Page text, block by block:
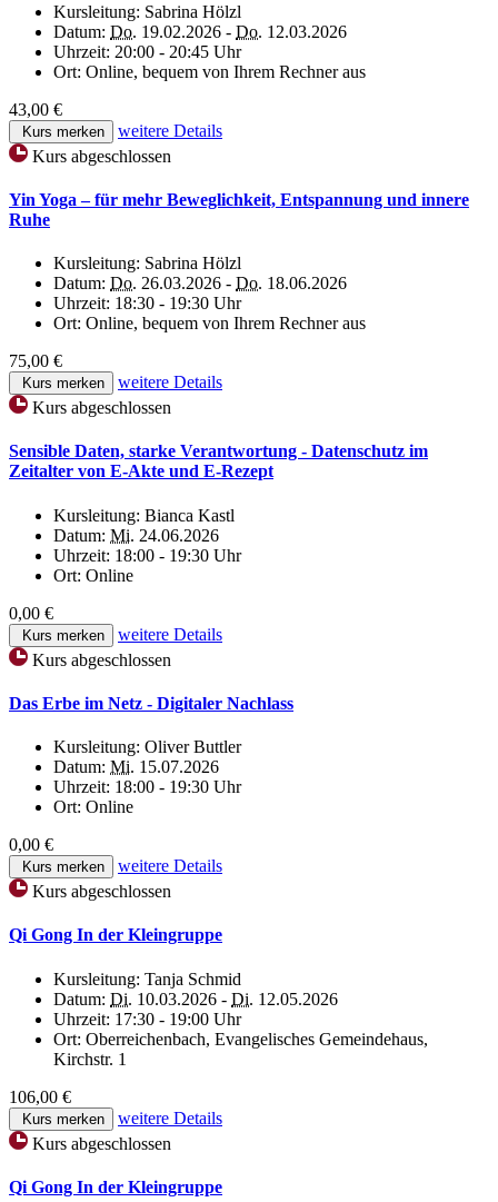
Kursleitung: Sabrina Hölzl
Datum: Do. 19.02.2026 - Do. 12.03.2026
Uhrzeit: 20:00 - 20:45 Uhr
Ort: Online, bequem von Ihrem Rechner aus
43,00 €
Kurs merken
weitere Details
Kurs abgeschlossen
Yin Yoga – für mehr Beweglichkeit, Entspannung und innere
Ruhe
Kursleitung: Sabrina Hölzl
Datum: Do. 26.03.2026 - Do. 18.06.2026
Uhrzeit: 18:30 - 19:30 Uhr
Ort: Online, bequem von Ihrem Rechner aus
75,00 €
Kurs merken
weitere Details
Kurs abgeschlossen
Sensible Daten, starke Verantwortung - Datenschutz im
Zeitalter von E-Akte und E-Rezept
Kursleitung: Bianca Kastl
Datum: Mi. 24.06.2026
Uhrzeit: 18:00 - 19:30 Uhr
Ort: Online
0,00 €
Kurs merken
weitere Details
Kurs abgeschlossen
Das Erbe im Netz - Digitaler Nachlass
Kursleitung: Oliver Buttler
Datum: Mi. 15.07.2026
Uhrzeit: 18:00 - 19:30 Uhr
Ort: Online
0,00 €
Kurs merken
weitere Details
Kurs abgeschlossen
Qi Gong In der Kleingruppe
Kursleitung: Tanja Schmid
Datum: Di. 10.03.2026 - Di. 12.05.2026
Uhrzeit: 17:30 - 19:00 Uhr
Ort: Oberreichenbach, Evangelisches Gemeindehaus,
Kirchstr. 1
106,00 €
Kurs merken
weitere Details
Kurs abgeschlossen
Qi Gong In der Kleingruppe